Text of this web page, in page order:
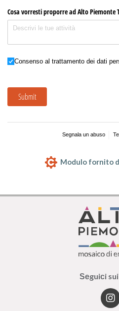
Cosa vorresti proporre ad Alto Piemonte
Consenso al trattamento dei dati
Consenso al trattamento dei dati
Submit
Segnala un abuso
Modulo fornito
Seguici